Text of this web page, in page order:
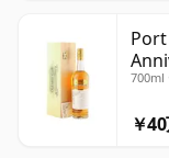
700ml
￥